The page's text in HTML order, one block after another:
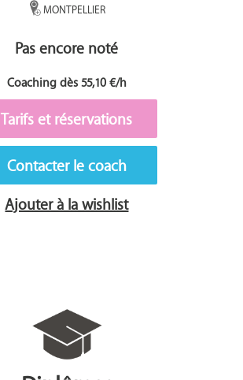
MONTPELLIER
Pas encore noté
Coaching dès 55,10 €/h
Tarifs et réservations
Contacter le coach
Ajouter à la wishlist